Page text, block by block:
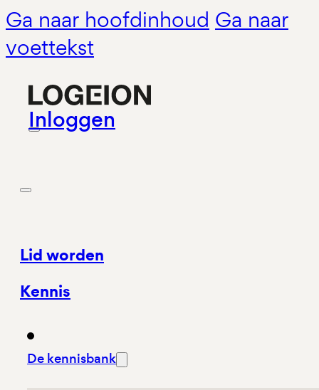
Ga naar hoofdinhoud Ga naar
voettekst
Inloggen
Lid worden
Kennis
De kennisbank